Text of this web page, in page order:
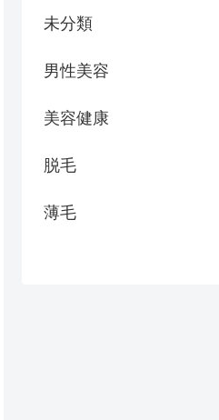
未分類
男性美容
美容健康
脱毛
薄毛